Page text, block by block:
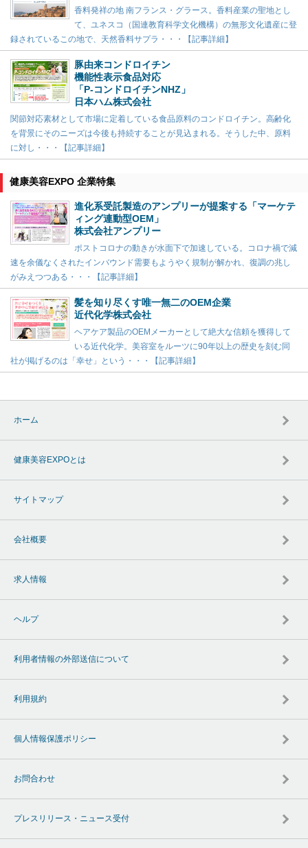
香料発祥の地 南フランス・グラース。香料産業の聖地とし
て、ユネスコ（国連教育科学文化機構）の無形文化遺産に登
録されているこの地で、天然香料サプラ・・・【記事詳細】
豚由来コンドロイチン
機能性表示食品対応
「P-コンドロイチンNHZ」
日本ハム株式会社
関節対応素材として市場に定着している食品原料のコンドロイチン。高齢化
を背景にそのニーズは今後も持続することが見込まれる。そうした中、原料
に対し・・・【記事詳細】
健康美容EXPO 企業特集
進化系受託製造のアンプリーが提案する「マーケテ
ィング連動型OEM」
株式会社アンプリー
ポストコロナの動きが水面下で加速している。コロナ禍で減
速を余儀なくされたインバウンド需要もようやく規制が解かれ、復調の兆し
がみえつつある・・・【記事詳細】
髪を知り尽くす唯一無二のOEM企業
近代化学株式会社
ヘアケア製品のOEMメーカーとして絶大な信頼を獲得して
いる近代化学。美容室をルーツに90年以上の歴史を刻む同
社が掲げるのは「幸せ」という・・・【記事詳細】
ホーム
健康美容EXPOとは
サイトマップ
会社概要
求人情報
ヘルプ
利用者情報の外部送信について
利用規約
個人情報保護ポリシー
お問合わせ
プレスリリース・ニュース受付